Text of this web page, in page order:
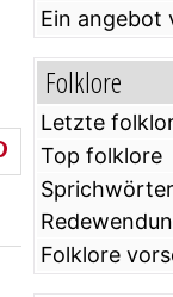
Ein angebot
Folklore
Letzte
Top folklore
Folklore